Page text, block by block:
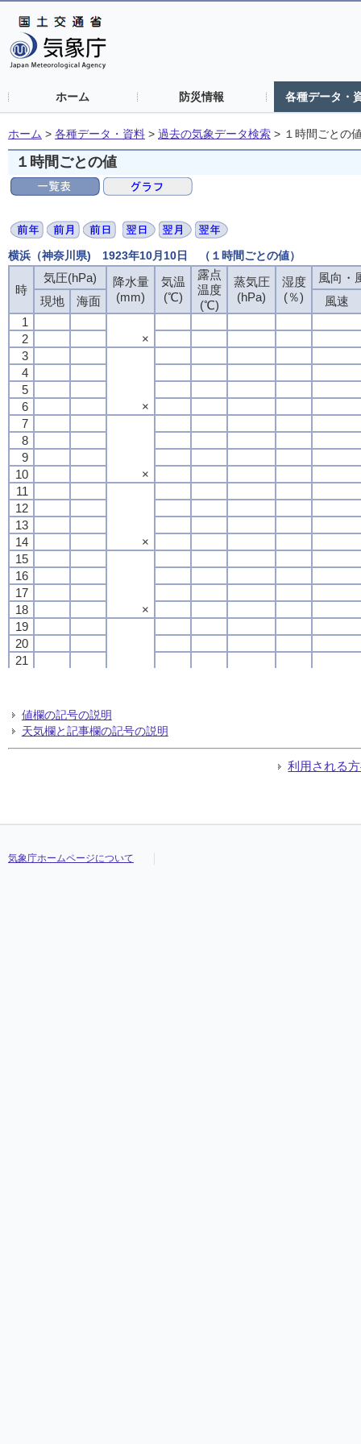
ホーム 防災情報 各種データ・
ホーム > 各種データ・資料 > 過去の気象データ検索 > １時間ごとの
１時間ごとの値
横浜（神奈川県) 1923年10月10日 （１時間ごとの値）
時
気圧(hPa)
降水量
(mm)
気温
(℃)
露点
温度
(℃)
蒸気圧
(hPa)
湿度
(％)
風向・
現地
海面
風速
1
×
2
3
×
4
5
6
7
×
8
9
10
11
×
12
13
14
15
×
16
17
18
19
20
21
24
時
気圧(hPa)
降水量
(mm)
気温
(℃)
露点
温度
(℃)
蒸気圧
(hPa)
湿度
(％)
風向・
現地
海面
風速
1
×
2
3
×
4
5
6
7
×
8
9
10
11
×
12
13
14
15
×
16
17
18
19
20
21
24
時
気圧(hPa)
降水量
(mm)
気温
(℃)
露点
温度
(℃)
蒸気圧
(hPa)
湿度
(％)
風向・
現地
海面
風速
1
×
2
3
×
4
5
6
7
×
8
9
10
11
×
12
13
14
15
×
16
17
18
19
20
21
24
時
気圧(hPa)
降水量
(mm)
気温
(℃)
露点
温度
(℃)
蒸気圧
(hPa)
湿度
(％)
風向・
現地
海面
風速
1
×
2
3
×
4
5
6
7
×
8
9
10
11
×
12
13
14
15
×
16
17
18
19
20
21
24
値欄の記号の説明
天気欄と記事欄の記号の説明
利用される
気象庁ホームページについて